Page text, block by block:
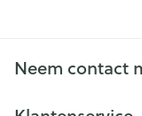
Neem contact